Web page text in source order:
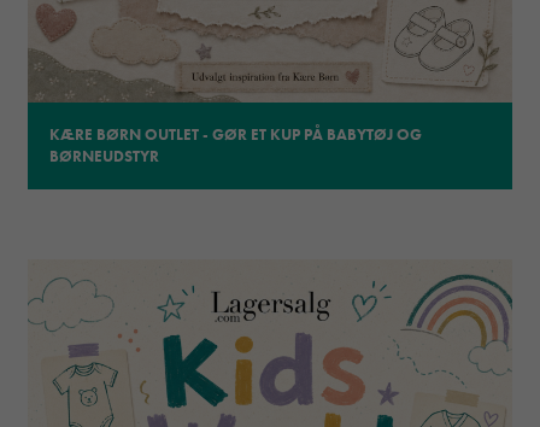
KÆRE BØRN OUTLET - GØR ET KUP PÅ BABYTØJ OG
BØRNEUDSTYR